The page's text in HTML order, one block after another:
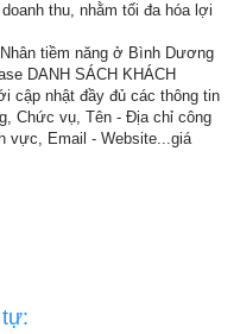
thu, nhằm tối đa hóa lợi
tiềm năng ở Bình Dương
DANH SÁCH KHÁCH
cập nhật đầy đủ các thông tin
Chức vụ, Tên - Địa chỉ công
vực, Email - Website...giá